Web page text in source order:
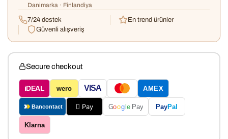
Danimarka · Finlandiya
7/24 destek
En trend ürünler
Güvenli alışveriş
Secure checkout
iDEAL wero VISA AMEX
Bancontact  Pay Goog le Pay PayPal
Klarna